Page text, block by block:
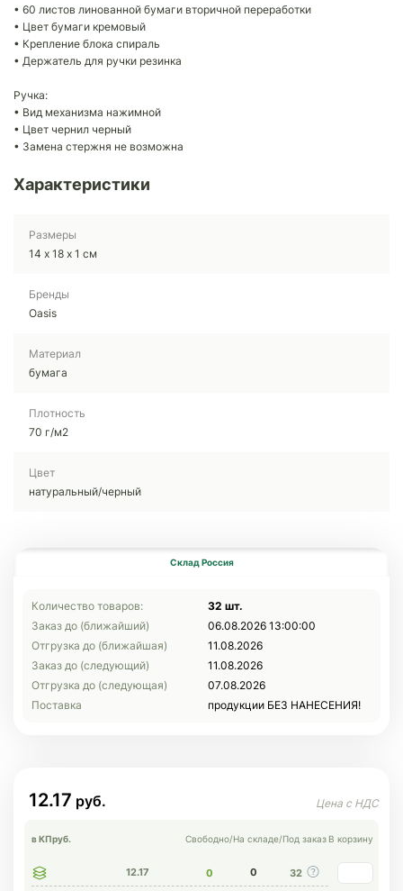
• 60 листов линованной бумаги вторичной переработки
• Цвет бумаги кремовый
• Крепление блока спираль
• Держатель для ручки резинка
Ручка:
• Вид механизма нажимной
• Цвет чернил черный
• Замена стержня не возможна
Характеристики
Размеры
14 х 18 х 1 см
Бренды
Oasis
Материал
бумага
Плотность
70 г/м2
Цвет
натуральный/черный
Склад Россия
Количество товаров:
32 шт.
Заказ до (ближайший)
06.08.2026 13:00:00
Отгрузка до (ближайшая)
11.08.2026
Заказ до (следующий)
11.08.2026
Отгрузка до (следующая)
07.08.2026
Поставка
продукции БЕЗ НАНЕСЕНИЯ!
12.17
в КПруб. Свободно/На складе/Под заказ В корзину
12.17 0 0 32